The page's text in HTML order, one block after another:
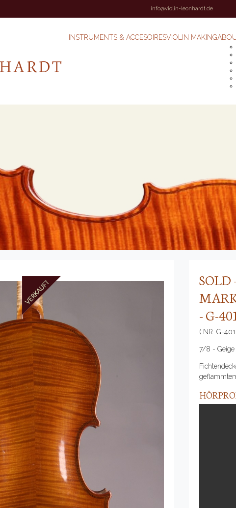
info@violin-leonhardt.de
INSTRUMENTS & ACCESOIRESVIOLIN MAKING
- G-
( NR. G-
7/8 - Geige